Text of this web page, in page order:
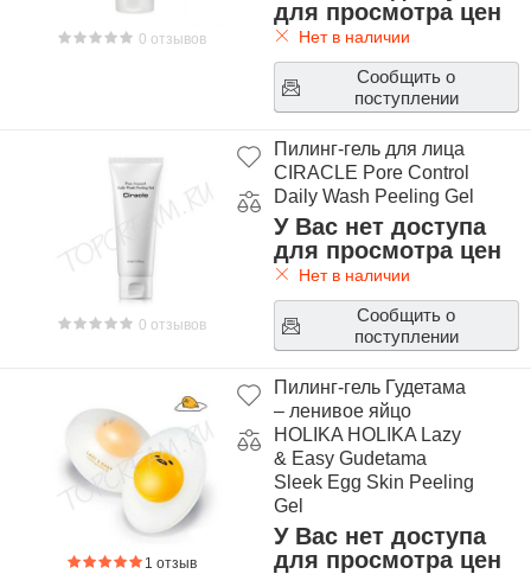
0 отзывов
для просмотра цен
Нет в наличии
Сообщить о
поступлении
0 отзывов
Пилинг-гель для лица
CIRACLE Pore Control
Daily Wash Peeling Gel
У Вас нет доступа
для просмотра цен
Нет в наличии
Сообщить о
поступлении
1 отзыв
Пилинг-гель Гудетама
– ленивое яйцо
HOLIKA HOLIKA Lazy
& Easy Gudetama
Sleek Egg Skin Peeling
Gel
У Вас нет доступа
для просмотра цен